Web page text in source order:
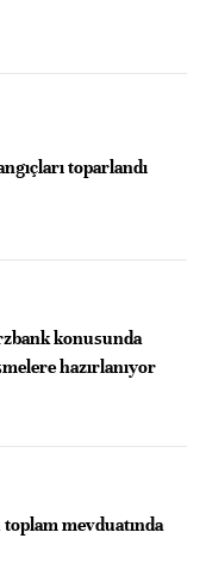
toparlandı
konusunda
hazırlanıyor
toplam mevduatında